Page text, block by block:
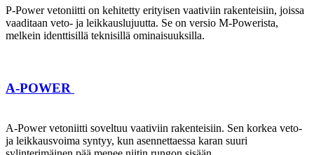
P-Power vetoniitti on kehitetty erityisen vaativiin rakenteisiin, joissa
vaaditaan veto- ja leikkauslujuutta. Se on versio M-Powerista,
melkein identtisillä teknisillä ominaisuuksilla.
A-POWER
A-Power vetoniitti soveltuu vaativiin rakenteisiin. Sen korkea veto-
ja leikkausvoima syntyy, kun asennettaessa karan suuri